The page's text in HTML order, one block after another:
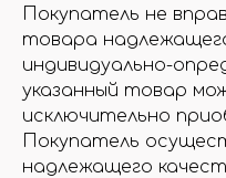
Покупатель не
товара
индивидуально-
указанный товар
исключительно
Покупатель
надлежащего